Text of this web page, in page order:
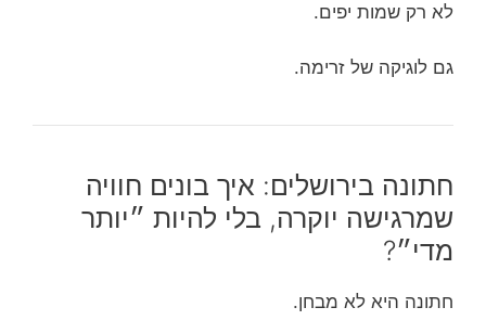
לא רק שמות יפים.
גם לוגיקה של זרימה.
חתונה בירושלים: איך בונים חוויה
שמרגישה יוקרה, בלי להיות ״יותר
מדי״?
חתונה היא לא מבחן.